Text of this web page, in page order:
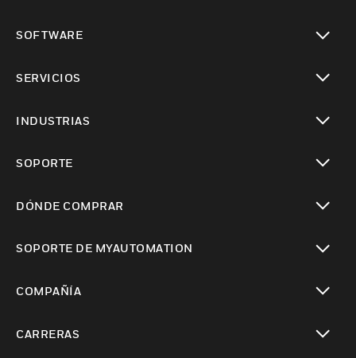
SOFTWARE
SERVICIOS
INDUSTRIAS
SOPORTE
DÓNDE COMPRAR
SOPORTE DE MYAUTOMATION
COMPAÑÍA
CARRERAS